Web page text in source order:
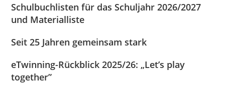
Schulbuchlisten für das Schuljahr 2026/2027
und Materialliste
Seit 25 Jahren gemeinsam stark
eTwinning-Rückblick 2025/26: „Let’s play
together”